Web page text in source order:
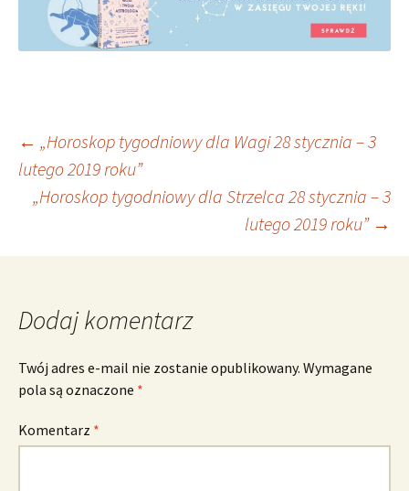
Nawigacja
wpisu
← „Horoskop tygodniowy dla Wagi 28 stycznia – 3
lutego 2019 roku”
„Horoskop tygodniowy dla Strzelca 28 stycznia – 3
lutego 2019 roku” →
Dodaj komentarz
Twój adres e-mail nie zostanie opublikowany. Wymagane
pola są oznaczone *
Komentarz *